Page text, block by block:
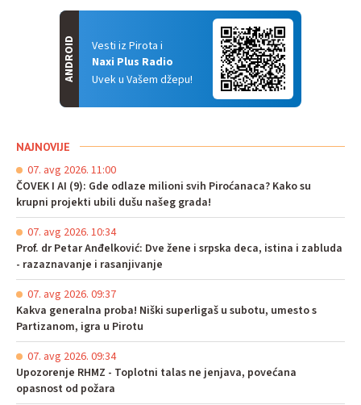
Vesti iz Pirota i
Naxi Plus Radio
Uvek u Vašem džepu!
ANDROID
NAJNOVIJE
07. avg 2026. 11:00
ČOVEK I AI (9): Gde odlaze milioni svih Piroćanaca? Kako su
krupni projekti ubili dušu našeg grada!
07. avg 2026. 10:34
Prof. dr Petar Anđelković: Dve žene i srpska deca, istina i zabluda
- razaznavanje i rasanjivanje
07. avg 2026. 09:37
Kakva generalna proba! Niški superligaš u subotu, umesto s
Partizanom, igra u Pirotu
07. avg 2026. 09:34
Upozorenje RHMZ - Toplotni talas ne jenjava, povećana
opasnost od požara